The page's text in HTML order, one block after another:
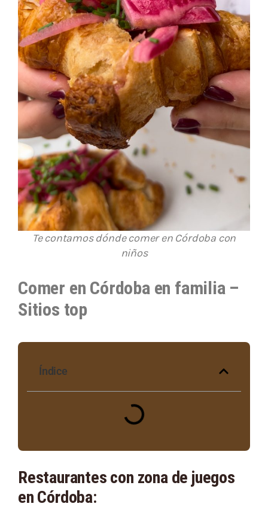
Te contamos dónde comer en Córdoba con
niños
Comer en Córdoba en familia –
Sitios top
Índice
Restaurantes con zona de juegos
en Córdoba: